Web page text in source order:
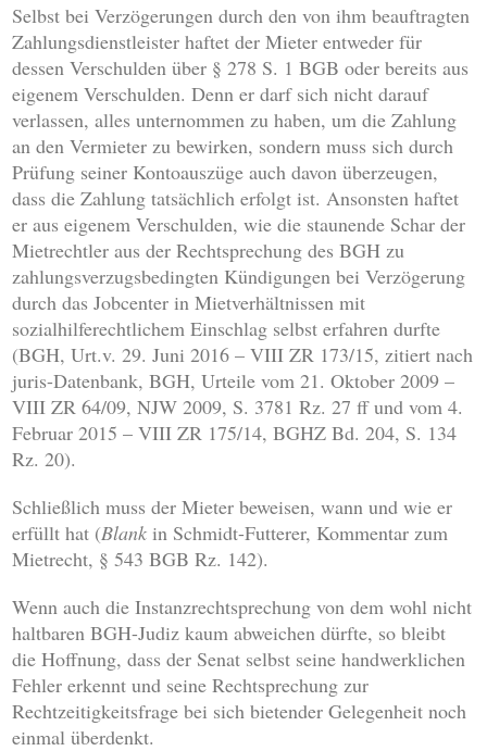
Selbst bei Verzögerungen durch den von ihm beauftragten
Zahlungsdienstleister haftet der Mieter entweder für
dessen Verschulden über § 278 S. 1 BGB oder bereits aus
eigenem Verschulden. Denn er darf sich nicht darauf
verlassen, alles unternommen zu haben, um die Zahlung
an den Vermieter zu bewirken, sondern muss sich durch
Prüfung seiner Kontoauszüge auch davon überzeugen,
dass die Zahlung tatsächlich erfolgt ist. Ansonsten haftet
er aus eigenem Verschulden, wie die staunende Schar der
Mietrechtler aus der Rechtsprechung des BGH zu
zahlungsverzugsbedingten Kündigungen bei Verzögerung
durch das Jobcenter in Mietverhältnissen mit
sozialhilferechtlichem Einschlag selbst erfahren durfte
(BGH, Urt.v. 29. Juni 2016 – VIII ZR 173/15, zitiert nach
juris-Datenbank, BGH, Urteile vom 21. Oktober 2009 –
VIII ZR 64/09, NJW 2009, S. 3781 Rz. 27 ff und vom 4.
Februar 2015 – VIII ZR 175/14, BGHZ Bd. 204, S. 134
Rz. 20).
Schließlich muss der Mieter beweisen, wann und wie er
erfüllt hat (Blank in Schmidt-Futterer, Kommentar zum
Mietrecht, § 543 BGB Rz. 142).
Wenn auch die Instanzrechtsprechung von dem wohl nicht
haltbaren BGH-Judiz kaum abweichen dürfte, so bleibt
die Hoffnung, dass der Senat selbst seine handwerklichen
Fehler erkennt und seine Rechtsprechung zur
Rechtzeitigkeitsfrage bei sich bietender Gelegenheit noch
einmal überdenkt.